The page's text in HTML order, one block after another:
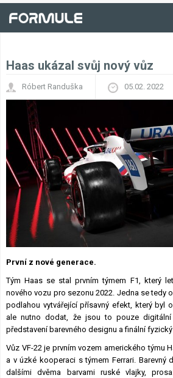
Haas ukázal svůj nový vůz
Róbert Randuška 05.02. 2022
První z nové generace.
Tým Haas se stal prvním týmem F1, který
nového vozu pro sezonu 2022. Jedna se tedy
podlahou vytvářející přísavný efekt, který byl
ale nutno dodat, že jsou to pouze digitální
představení barevného designu a finální
Vůz VF-22 je prvním vozem amerického týmu
a v úzké kooperaci s týmem Ferrari. Barevný
dalšími dvěma barvami ruské vlajky,